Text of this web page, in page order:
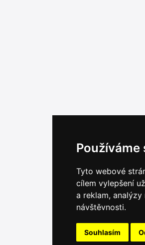
Tyto webové
cílem vylepšení
a reklam,
návštěvnosti.
Souhlasím